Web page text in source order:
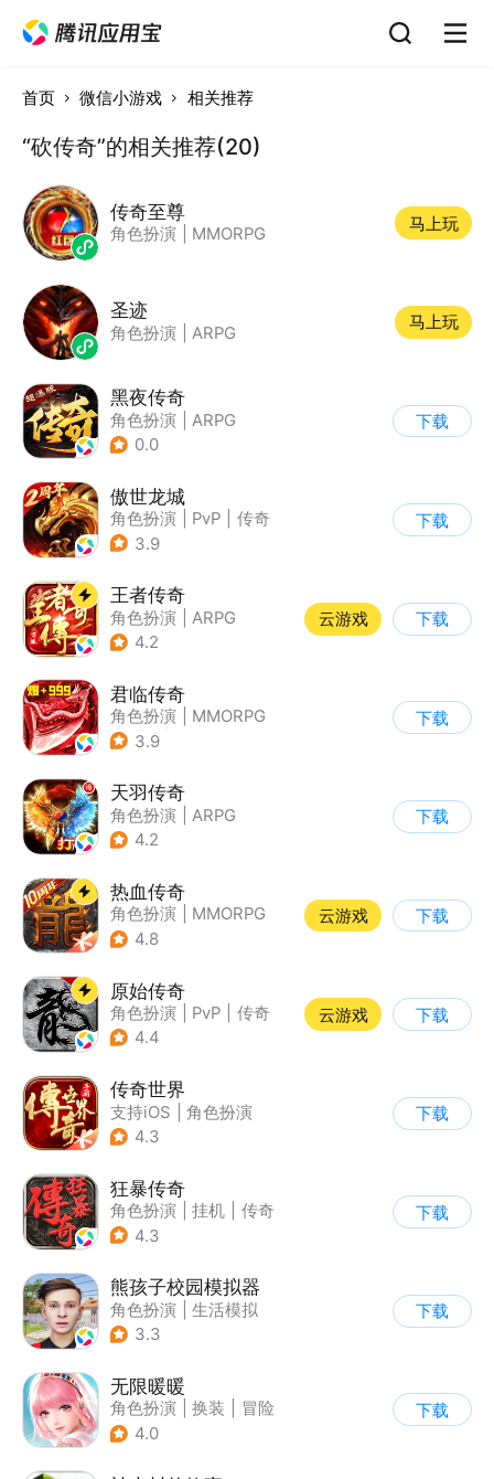
首页 微信小游戏 相关推荐
“砍传奇”的相关推荐(20)
传奇至尊
角色扮演 MMORPG
马上玩
圣迹
角色扮演 ARPG
马上玩
黑夜传奇
角色扮演
ARPG
| 传奇
0.0
下载
傲世龙城
角色扮演 PvP
传奇
| 千人同屏
3.9
下载
王者传奇
角色扮演
ARPG
| 传奇
4.2
云游戏 下载
君临传奇
角色扮演
MMORPG
| 传奇
3.9
下载
天羽传奇
角色扮演
ARPG
| 传奇
4.2
下载
热血传奇
角色扮演
MMORPG
| 传奇
4.8
云游戏 下载
原始传奇
角色扮演 PvP
传奇
| 自由交易
4.4
云游戏 下载
传奇世界
支持iOS
角色扮演
| ARPG
4.3
下载
狂暴传奇
角色扮演 挂机
传奇
| 怀旧
4.3
下载
熊孩子校园模拟器
角色扮演
生活模拟
| 写实
3.3
下载
无限暖暖
角色扮演 换装
冒险
| 开放世界
4.0
下载